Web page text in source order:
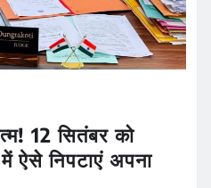
12 सितंबर को
ऐसे निपटाएं अपना